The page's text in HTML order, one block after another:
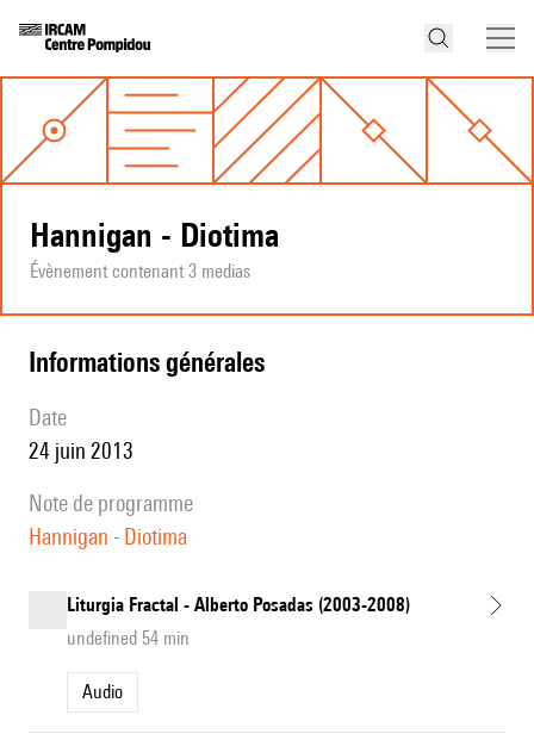
Hannigan - Diotima
Évènement contenant 3 medias
informations générales
date
24 juin 2013
note de programme
Hannigan - Diotima
Liturgia Fractal - Alberto Posadas (2003-2008)
undefined 54 min
Audio